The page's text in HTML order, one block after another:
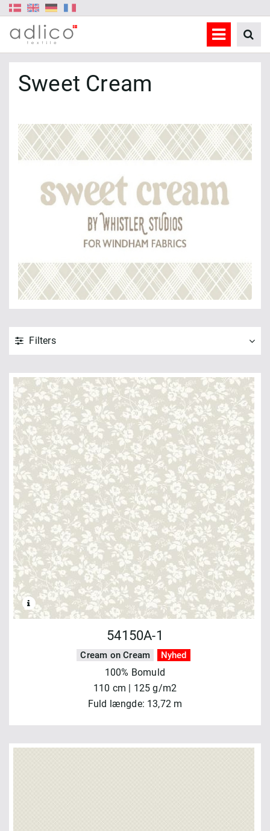
Sweet Cream
Filters
54150A-1
Cream on Cream Nyhed
100% Bomuld
110 cm | 125 g/m2
Fuld længde: 13,72 m